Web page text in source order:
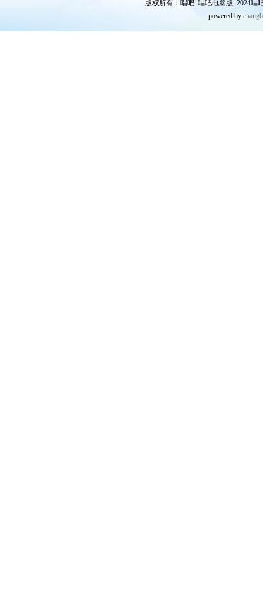
版权所有：唱吧_唱吧电脑版_2024唱
powered by